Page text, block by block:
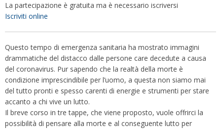
La partecipazione è gratuita ma è necessario iscriversi
Iscriviti online
Questo tempo di emergenza sanitaria ha mostrato immagini
drammatiche del distacco dalle persone care decedute a causa
del coronavirus. Pur sapendo che la realtà della morte è
condizione imprescindibile per l’uomo, a questa non siamo mai
del tutto pronti e spesso carenti di energie e strumenti per stare
accanto a chi vive un lutto.
Il breve corso in tre tappe, che viene proposto, vuole offrirci la
possibilità di pensare alla morte e al conseguente lutto per